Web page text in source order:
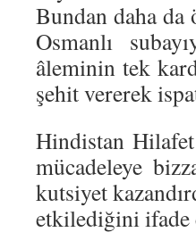
Bundan daha da
Osmanlı
âleminin tek
şehit vererek
Hindistan
mücadeleye
kutsiyet
etkilediğini ifade